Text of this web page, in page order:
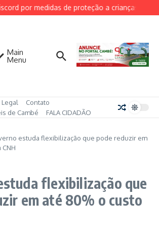
por medidas de proteção a crianças após
Main
Menu
Contato
de Cambé
FALA CIDADÃO
estuda flexibilização que pode reduzir em
flexibilização que
em até 80% o custo